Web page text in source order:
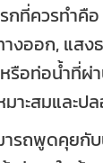
กที่ควรทำคือ
ออก, แสง
อท่อน้ำที่ผ่
าะสมและป
ารถพูดคุย